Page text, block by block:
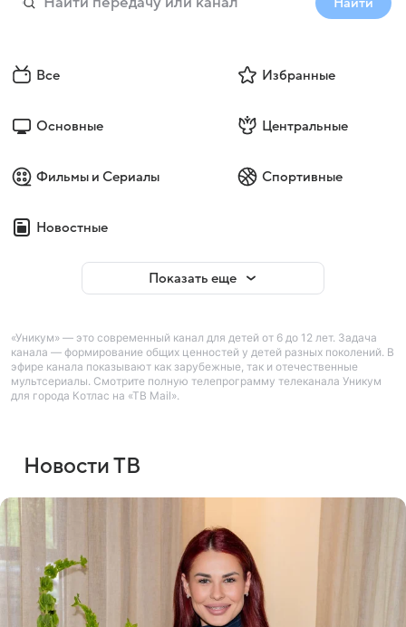
Все Избранные
Основные Центральные
Фильмы и Сериалы Спортивные
Новостные
Показать еще
«Уникум» — это современный канал для детей от 6 до 12 лет. Задача
канала — формирование общих ценностей у детей разных поколений. В
эфире канала показывают как зарубежные, так и отечественные
мультсериалы. Смотрите полную телепрограмму телеканала Уникум
для города Котлас на «ТВ Mail».
Новости ТВ